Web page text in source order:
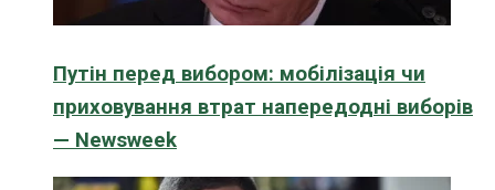
Путін перед вибором: мобілізація чи
приховування втрат напередодні виборів
— Newsweek